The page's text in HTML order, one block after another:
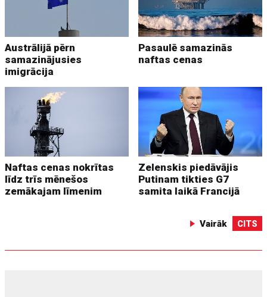
Austrālijā pērn
samazinājusies
imigrācija
Pasaulē samazinās
naftas cenas
Naftas cenas nokrītas
līdz trīs mēnešos
zemākajam līmenim
Zelenskis piedāvājis
Putinam tikties G7
samita laikā Francijā
Vairāk CITS